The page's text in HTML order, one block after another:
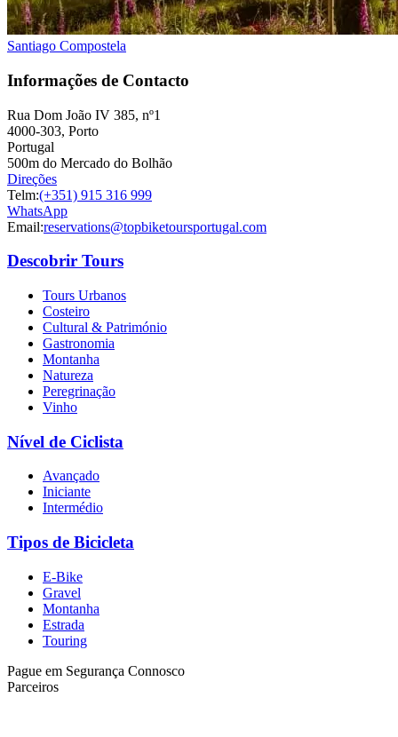
a partir de 1608,00 €
Santiago Compostela
Informações de Contacto
Rua Dom João IV 385, nº1
4000-303, Porto
Portugal
500m do Mercado do Bolhão
Direções
Telm:(+351) 915 316 999
WhatsApp
Email:reservations@topbiketoursportugal.com
Descobrir Tours
Tours Urbanos
Costeiro
Cultural & Património
Gastronomia
Montanha
Natureza
Peregrinação
Vinho
Nível de Ciclista
Avançado
Iniciante
Intermédio
Tipos de Bicicleta
E-Bike
Gravel
Montanha
Estrada
Touring
Pague em Segurança Connosco
Parceiros